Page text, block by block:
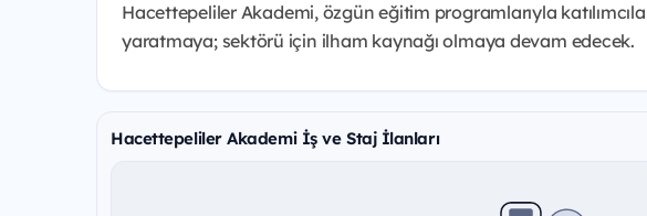
Hacettepeliler Akademi, özgün eğitim programlarıyla
yaratmaya; sektörü için ilham kaynağı olmaya devam edecek.
Hacettepeliler Akademi İş ve Staj İlanları